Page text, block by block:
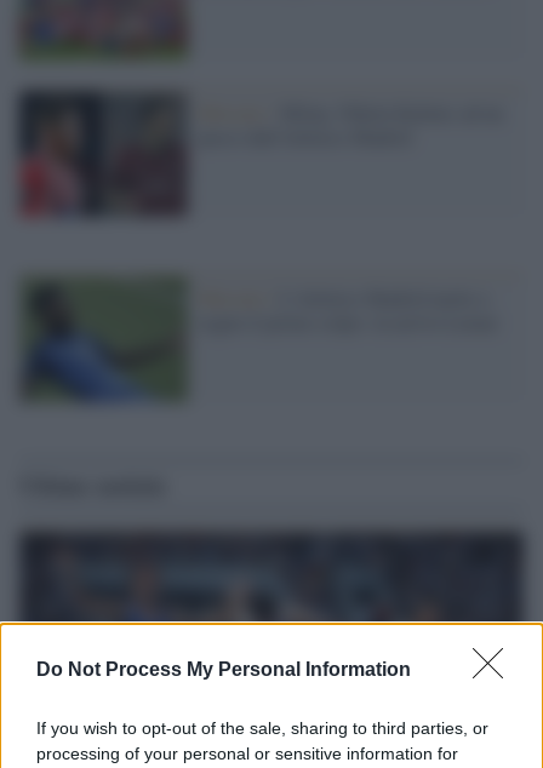
Do Not Process My Personal Information
If you wish to opt-out of the sale, sharing to third parties, or
processing of your personal or sensitive information for